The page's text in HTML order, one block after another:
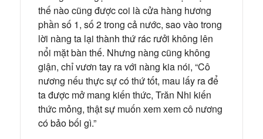
thế nào cũng được coi là cửa hàng hương
phần số 1, số 2 trong cả nước, sao vào trong
lời nàng ta lại thành thứ rác rưởi không lên
nổi mặt bàn thế. Nhưng nàng cũng không
giận, chỉ vươn tay ra với nàng kia nói, “Cô
nương nếu thực sự có thứ tốt, mau lấy ra để
ta được mở mang kiến thức, Trăn Nhi kiến
thức mỏng, thật sự muốn xem xem cô nương
có bảo bối gì.”